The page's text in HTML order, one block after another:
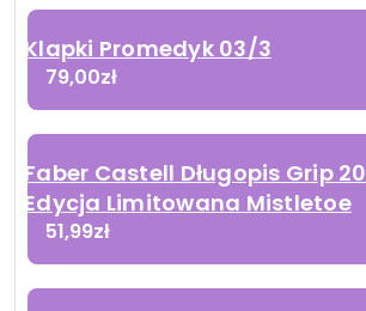
Klapki Promedyk 03/3
79,00zł
Faber Castell Długopis Grip
Edycja Limitowana Mistletoe
51,99zł